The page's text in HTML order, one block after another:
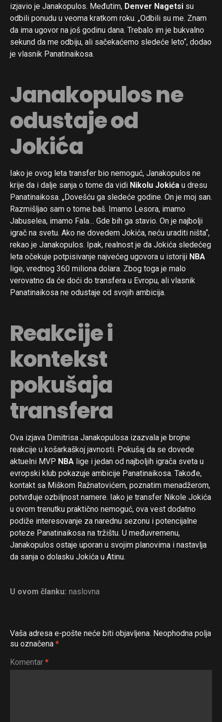
izjavio je Janakopulos. Međutim, Denver Nagetsi su
odbili ponudu u veoma kratkom roku. „Odbili su me. Znam
da ima ugovor na još godinu dana. Trebalo im je bukvalno
sekund da me odbiju, ali sačekaćemo sledeće leto“, dodao
je vlasnik Panatinaikosa.
Janakopulos ne
odustaje od
Jokića
Iako je ovog leta transfer bio nemoguć, Janakopulos ne
krije da i dalje sanja o tome da vidi Nikolu Jokića u dresu
Panatinaikosa. „Dovešću ga sledeće godine. On je moj san.
Razmišljao sam o tome baš. Imamo Lesora, imamo
Jabuselea, imamo Fala… Gde bih ga stavio. On je najbolji
igrač na svetu. Ako ne dovedem Jokića, neću uraditi ništa“,
rekao je Janakopulos. Ipak, realnost je da Jokića sledećeg
leta očekuje potpisivanje najvećeg ugovora u istoriji NBA
lige, vrednog 360 miliona dolara. Zbog toga je malo
verovatno da će doći do transfera u Evropu, ali vlasnik
Panatinaikosa ne odustaje od svojih ambicija.
Reakcije i
kontekst
pokušaja
transfera
Ova izjava Dimitrisa Janakopulosa izazvala je brojne
reakcije u košarkaškoj javnosti. Pokušaj da se dovede
aktuelni MVP NBA lige i jedan od najboljih igrača sveta u
evropski klub pokazuje ambicije Panatinaikosa. Takođe,
kontakt sa Miškom Ražnatovićem, poznatim menadžerom,
potvrđuje ozbiljnost namere. Iako je transfer Nikole Jokića
u ovom trenutku praktično nemoguć, ova vest dodatno
podiže interesovanje za narednu sezonu i potencijalne
poteze Panatinaikosa na tržištu. U međuvremenu,
Janakopulos ostaje uporan u svojim planovima i nastavlja
da sanja o dolasku Jokića u Atinu.
U ovom članku: naslovna
Vaša adresa e-pošte neće biti objavljena. Neophodna polja
su označena *
Komentar *